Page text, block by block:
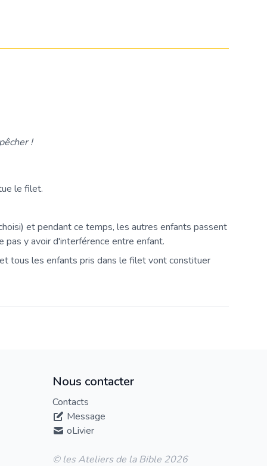
!
le filet.
et pendant ce temps, les autres enfants passent
pas y avoir d'interférence entre enfant.
tous les enfants pris dans le filet vont constituer
Nous contacter
Contacts
Message
oLivier
© les Ateliers de la Bible 2026